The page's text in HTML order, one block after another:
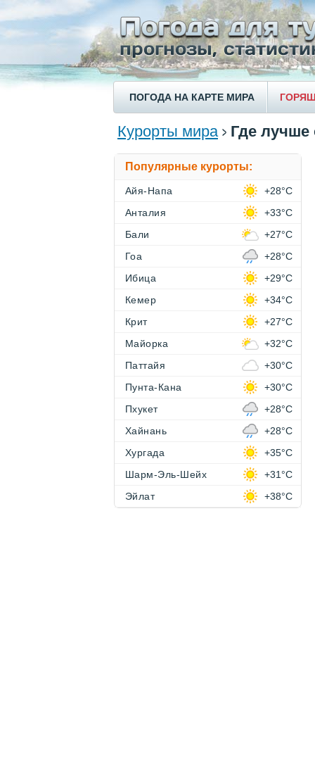
ПОГОДА НА КАРТЕ МИРА
Курорты мира Где лучше
Популярные курорты:
Айя-Напа
+28°C
Анталия
+33°C
Бали
+27°C
Гоа
+28°C
Ибица
+29°C
Кемер
+34°C
Крит
+27°C
Майорка
+32°C
Паттайя
+30°C
Пунта-Кана
+30°C
Пхукет
+28°C
Хайнань
+28°C
Хургада
+35°C
Шарм-Эль-Шейх
+31°C
Эйлат
+38°C